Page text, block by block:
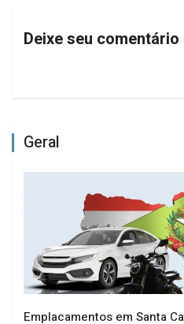
Deixe seu comentário
Geral
Emplacamentos em Santa